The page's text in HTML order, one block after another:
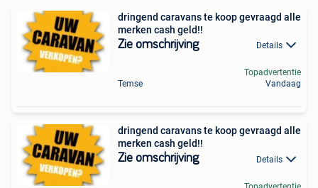
dringend caravans te koop gevraagd alle
merken cash geld!!
Zie omschrijving Details
Temse
Topadvertentie
Vandaag
dringend caravans te koop gevraagd alle
merken cash geld!!
Zie omschrijving Details